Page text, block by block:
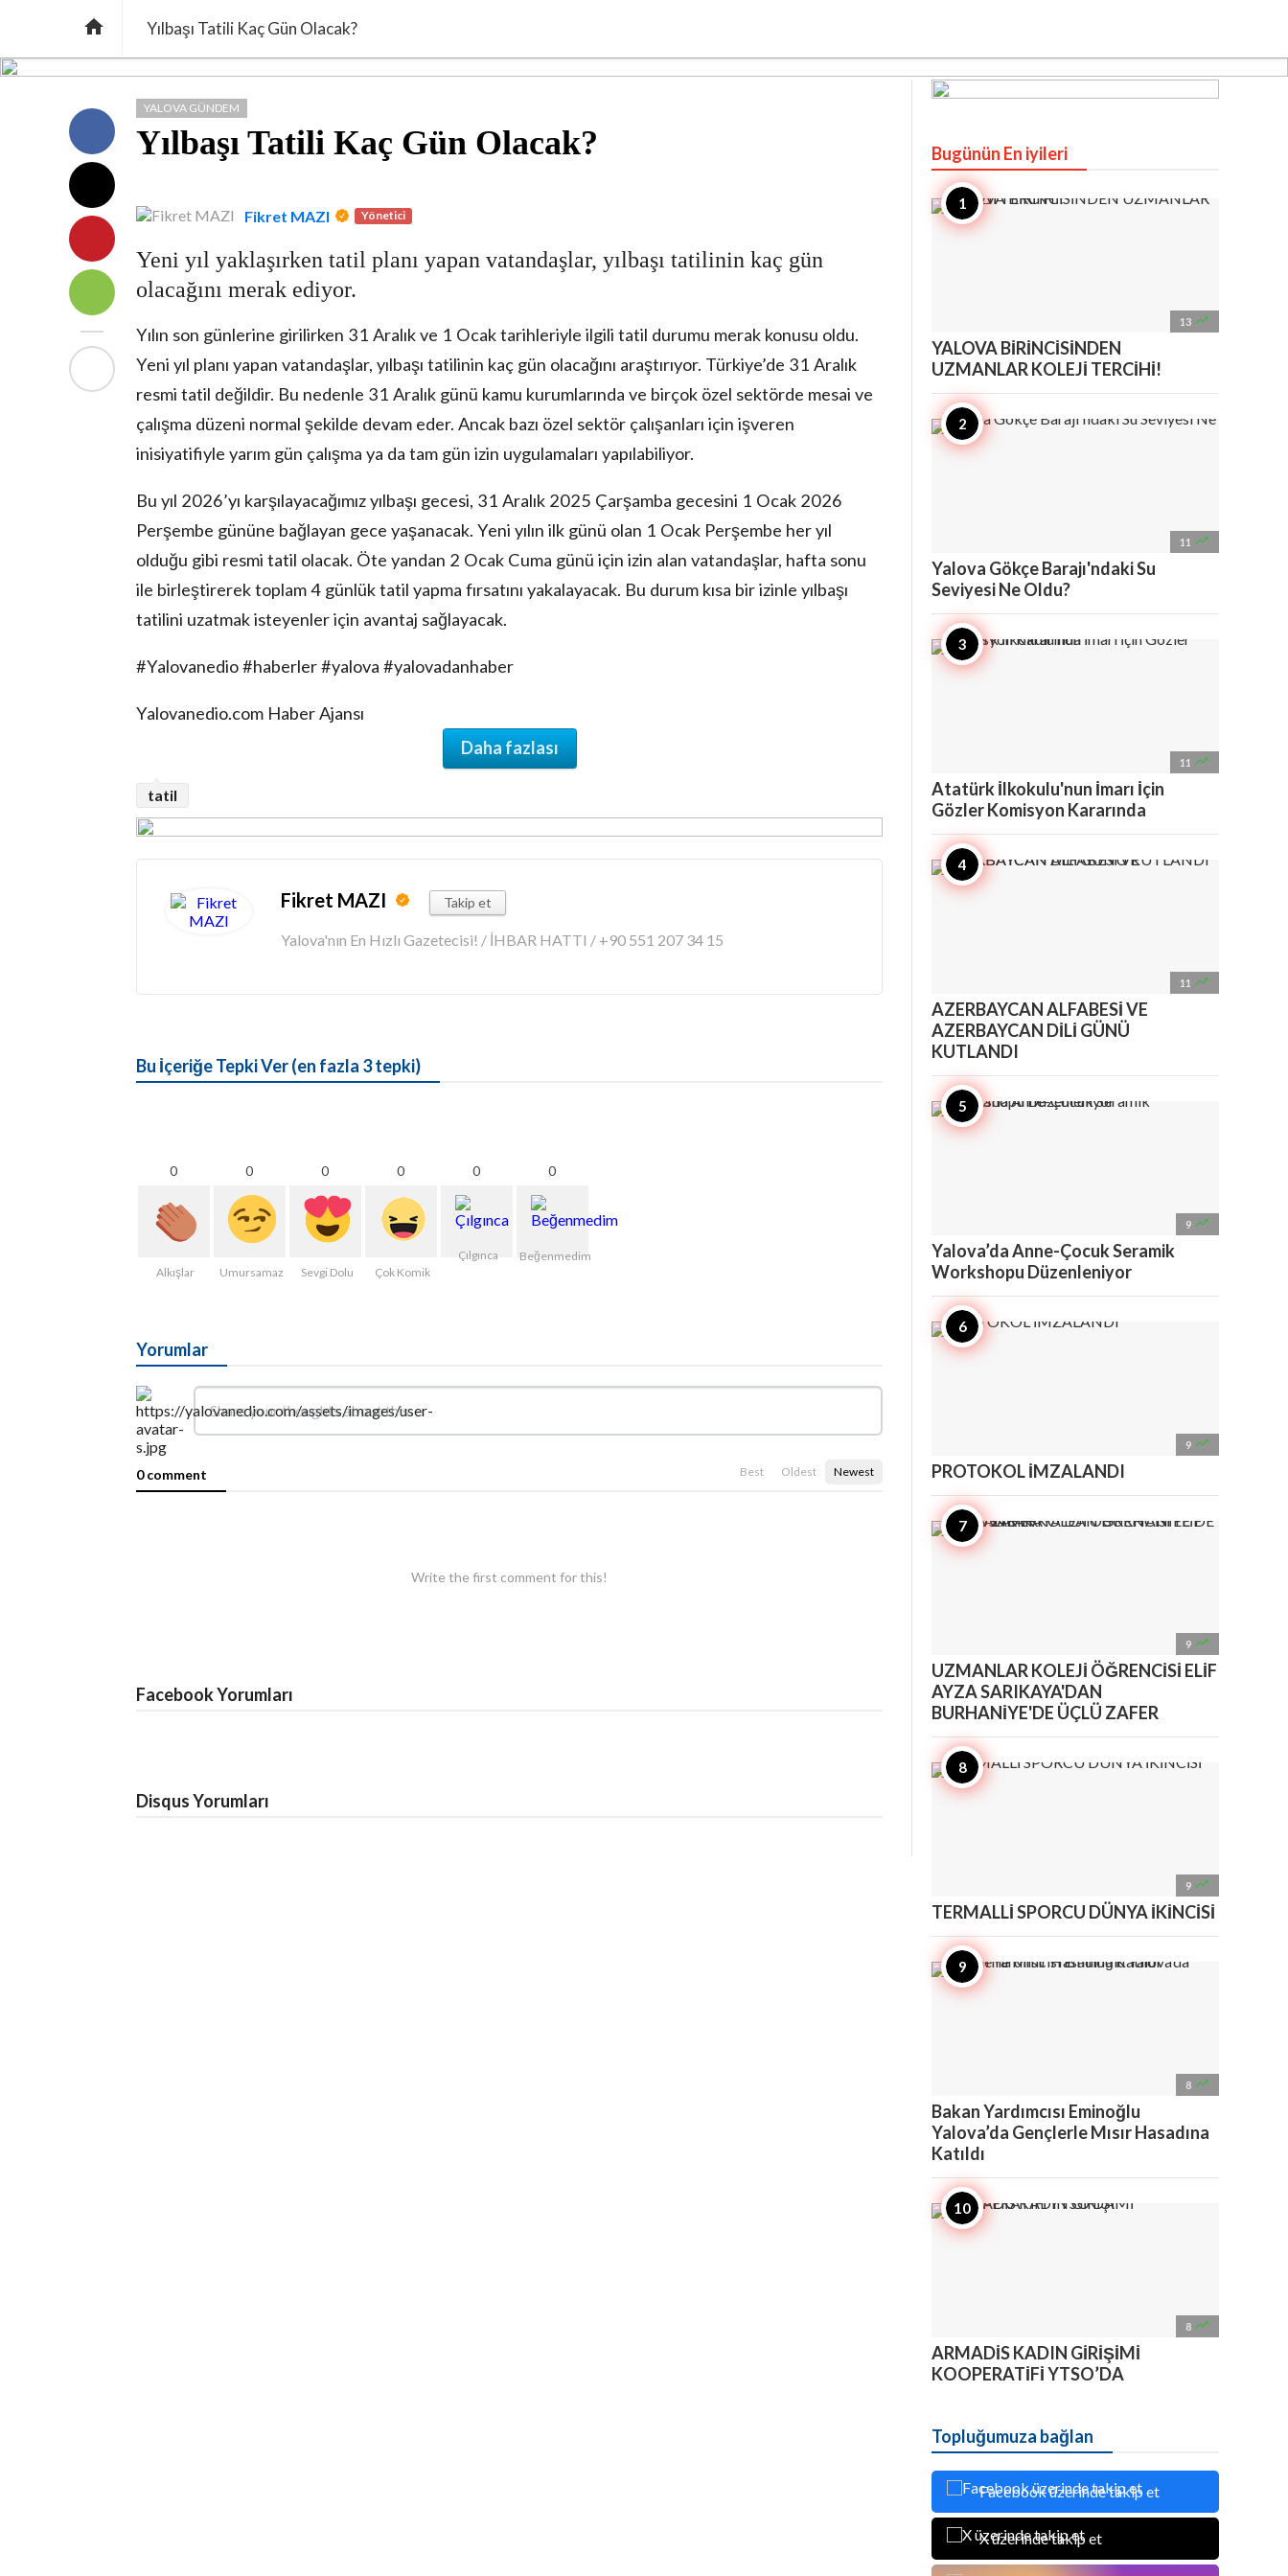
 Yılbaşı Tatili Kaç Gün Olacak?
YALOVA GÜNDEM
Yılbaşı Tatili Kaç Gün Olacak?
Fikret MAZI Yönetici
Yeni yıl yaklaşırken tatil planı yapan vatandaşlar, yılbaşı tatilinin kaç gün
olacağını merak ediyor.
Yılın son günlerine girilirken 31 Aralık ve 1 Ocak tarihleriyle ilgili tatil durumu merak konusu oldu.
Yeni yıl planı yapan vatandaşlar, yılbaşı tatilinin kaç gün olacağını araştırıyor. Türkiye’de 31 Aralık
resmi tatil değildir. Bu nedenle 31 Aralık günü kamu kurumlarında ve birçok özel sektörde mesai ve
çalışma düzeni normal şekilde devam eder. Ancak bazı özel sektör çalışanları için işveren
inisiyatifiyle yarım gün çalışma ya da tam gün izin uygulamaları yapılabiliyor.
Bu yıl 2026’yı karşılayacağımız yılbaşı gecesi, 31 Aralık 2025 Çarşamba gecesini 1 Ocak 2026
Perşembe gününe bağlayan gece yaşanacak. Yeni yılın ilk günü olan 1 Ocak Perşembe her yıl
olduğu gibi resmi tatil olacak. Öte yandan 2 Ocak Cuma günü için izin alan vatandaşlar, hafta sonu
ile birleştirerek toplam 4 günlük tatil yapma fırsatını yakalayacak. Bu durum kısa bir izinle yılbaşı
tatilini uzatmak isteyenler için avantaj sağlayacak.
#Yalovanedio #haberler #yalova #yalovadanhaber
Yalovanedio.com Haber Ajansı
Daha fazlası
tatil
Fikret MAZI Takip et
Yalova'nın En Hızlı Gazetecisi! / İHBAR HATTI / +90 551 207 34 15
Bu İçeriğe Tepki Ver (en fazla 3 tepki)
0
Alkışlar
0
Umursamaz
0
Sevgi Dolu
0
Çok Komik
0
Çılgınca
0
Beğenmedim
Yorumlar
0 comment Best Oldest Newest
Write the first comment for this!
Facebook Yorumları
Disqus Yorumları
Bugünün En iyileri
13 
YALOVA BİRİNCİSİNDEN
UZMANLAR KOLEJİ TERCİHİ!
11 
Yalova Gökçe Barajı'ndaki Su
Seviyesi Ne Oldu?
11 
Atatürk İlkokulu'nun İmarı İçin
Gözler Komisyon Kararında
11 
AZERBAYCAN ALFABESİ VE
AZERBAYCAN DİLİ GÜNÜ
KUTLANDI
9 
Yalova’da Anne-Çocuk Seramik
Workshopu Düzenleniyor
9 
PROTOKOL İMZALANDI
9 
UZMANLAR KOLEJİ ÖĞRENCİSİ ELİF
AYZA SARIKAYA'DAN
BURHANİYE'DE ÜÇLÜ ZAFER
9 
TERMALLİ SPORCU DÜNYA İKİNCİSİ
8 
Bakan Yardımcısı Eminoğlu
Yalova’da Gençlerle Mısır Hasadına
Katıldı
8 
ARMADİS KADIN GİRİŞİMİ
KOOPERATİFİ YTSO’DA
Topluğumuza bağlan
Facebook üzerinde takip et
X üzerinde takip et